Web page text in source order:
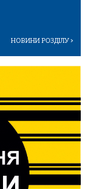
НОВИНИ РОЗДІЛУ>